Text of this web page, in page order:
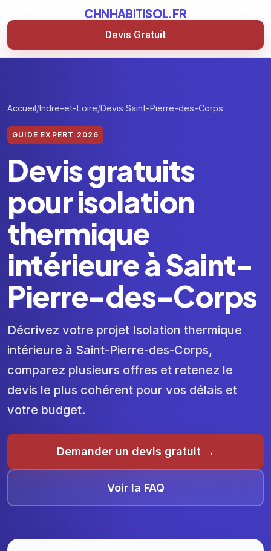
CHNHABITISOL.FR
Devis Gratuit
Accueil Indre-et-Loire Devis Saint-Pierre-des-Corps
GUIDE EXPERT 2026
Devis gratuits
pour isolation
thermique
intérieure à Saint-
Pierre-des-Corps
Décrivez votre projet Isolation thermique
intérieure à Saint-Pierre-des-Corps,
comparez plusieurs offres et retenez le
devis le plus cohérent pour vos délais et
votre budget.
Demander un devis gratuit →
Voir la FAQ